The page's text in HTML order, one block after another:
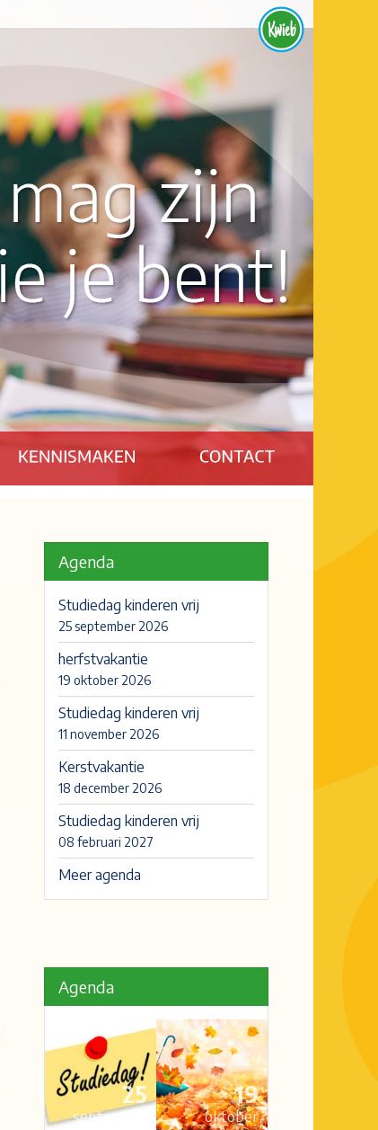
Agenda
Studiedag kinderen vrij
25 september 2026
herfstvakantie
19 oktober 2026
Studiedag kinderen vrij
11 november 2026
Kerstvakantie
18 december 2026
Studiedag kinderen vrij
08 februari 2027
Meer agenda
Agenda
25
september
19
oktober